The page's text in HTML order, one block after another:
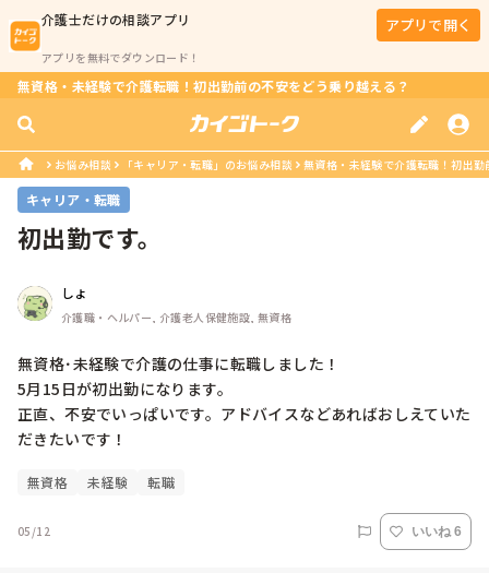
介護士だけの相談アプリ
アプリを無料でダウンロード！
アプリで開く
無資格・未経験で介護転職！初出勤前の不安をどう乗り越える？
お悩み相談 「キャリア・転職」のお悩み相談 無資格・未経験で介護転職！初出
キャリア・転職
初出勤です。
しょ
介護職・ヘルパー, 介護老人保健施設, 無資格
無資格･未経験で介護の仕事に転職しました！
5月15日が初出勤になります。
正直、不安でいっぱいです。アドバイスなどあればおしえていた
だきたいです！
無資格 未経験 転職
05/12 いいね 6